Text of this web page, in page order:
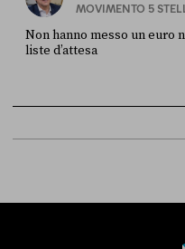
MOVIMENTO 5
Non hanno messo un euro
liste d’attesa